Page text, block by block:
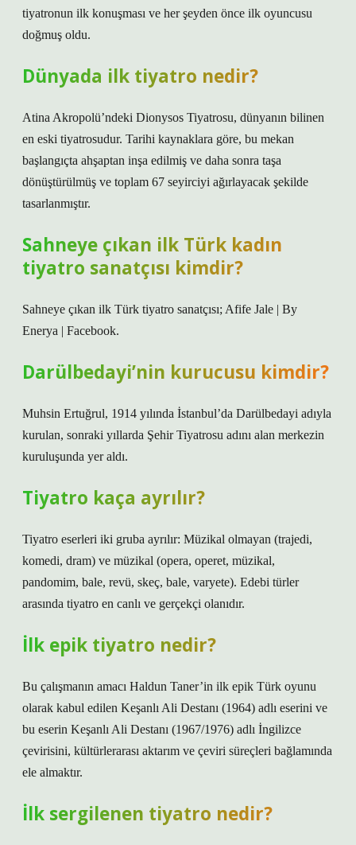
tiyatronun ilk konuşması ve her şeyden önce ilk oyuncusu
doğmuş oldu.
Dünyada ilk tiyatro nedir?
Atina Akropolü’ndeki Dionysos Tiyatrosu, dünyanın bilinen
en eski tiyatrosudur. Tarihi kaynaklara göre, bu mekan
başlangıçta ahşaptan inşa edilmiş ve daha sonra taşa
dönüştürülmüş ve toplam 67 seyirciyi ağırlayacak şekilde
tasarlanmıştır.
Sahneye çıkan ilk Türk kadın
tiyatro sanatçısı kimdir?
Sahneye çıkan ilk Türk tiyatro sanatçısı; Afife Jale | By
Enerya | Facebook.
Darülbedayi’nin kurucusu kimdir?
Muhsin Ertuğrul, 1914 yılında İstanbul’da Darülbedayi adıyla
kurulan, sonraki yıllarda Şehir Tiyatrosu adını alan merkezin
kuruluşunda yer aldı.
Tiyatro kaça ayrılır?
Tiyatro eserleri iki gruba ayrılır: Müzikal olmayan (trajedi,
komedi, dram) ve müzikal (opera, operet, müzikal,
pandomim, bale, revü, skeç, bale, varyete). Edebi türler
arasında tiyatro en canlı ve gerçekçi olanıdır.
İlk epik tiyatro nedir?
Bu çalışmanın amacı Haldun Taner’in ilk epik Türk oyunu
olarak kabul edilen Keşanlı Ali Destanı (1964) adlı eserini ve
bu eserin Keşanlı Ali Destanı (1967/1976) adlı İngilizce
çevirisini, kültürlerarası aktarım ve çeviri süreçleri bağlamında
ele almaktır.
İlk sergilenen tiyatro nedir?